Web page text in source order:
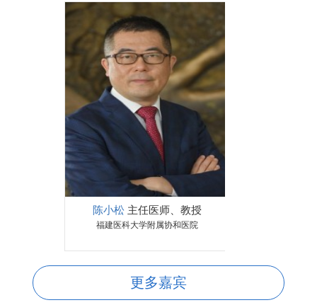
陈小松 主任医师、教授
福建医科大学附属协和医院
更多嘉宾